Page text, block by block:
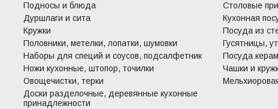
Подносы и блюда
Дуршлаги и сита
Кружки
Половники, метелки, лопатки, шумовки
Наборы для специй и соусов, подсалфетник
Ножи кухонные, штопор, точилки
Овощечистки, терки
Доски разделочные, деревянные кухонные
принадлежности
Столовые
Кухонная
Посуда из
Гусятницы,
Посуда
Чашки и